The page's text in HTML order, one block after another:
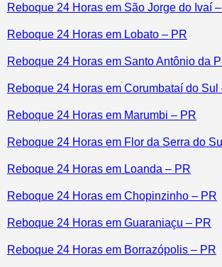
Reboque 24 Horas em São Jorge do Ivaí
Reboque 24 Horas em Lobato – PR
Reboque 24 Horas em Santo Antônio da
Reboque 24 Horas em Corumbataí do Sul
Reboque 24 Horas em Marumbi – PR
Reboque 24 Horas em Flor da Serra do
Reboque 24 Horas em Loanda – PR
Reboque 24 Horas em Chopinzinho – PR
Reboque 24 Horas em Guaraniaçu – PR
Reboque 24 Horas em Borrazópolis – PR